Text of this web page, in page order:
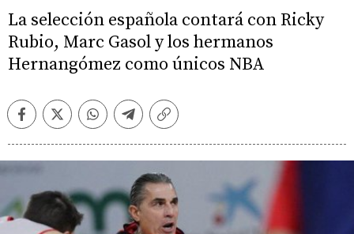
La selección española contará con Ricky
Rubio, Marc Gasol y los hermanos
Hernangómez como únicos NBA
FacebookTwitterWhatsappTelegramCopiar